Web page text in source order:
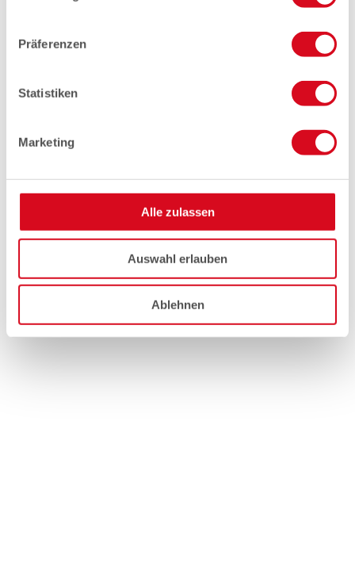
Präferenzen
Statistiken
Marketing
Alle zulassen
Auswahl erlauben
Ablehnen